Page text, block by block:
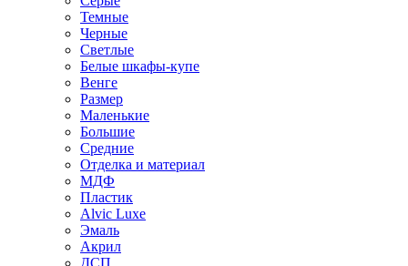
Темные
Черные
Светлые
Белые шкафы-купе
Венге
Размер
Маленькие
Большие
Средние
Отделка и материал
МДФ
Пластик
Alvic Luxe
Эмаль
Акрил
ДСП